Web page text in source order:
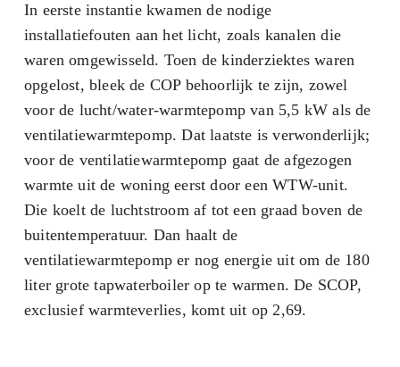
In eerste instantie kwamen de nodige
installatiefouten aan het licht, zoals kanalen die
waren omgewisseld. Toen de kinderziektes waren
opgelost, bleek de COP behoorlijk te zijn, zowel
voor de lucht/water-warmtepomp van 5,5 kW als de
ventilatiewarmtepomp. Dat laatste is verwonderlijk;
voor de ventilatiewarmtepomp gaat de afgezogen
warmte uit de woning eerst door een WTW-unit.
Die koelt de luchtstroom af tot een graad boven de
buitentemperatuur. Dan haalt de
ventilatiewarmtepomp er nog energie uit om de 180
liter grote tapwaterboiler op te warmen. De SCOP,
exclusief warmteverlies, komt uit op 2,69.